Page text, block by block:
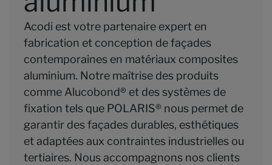
Acodi est votre partenaire expert en
fabrication et conception de façades
contemporaines en matériaux composites
aluminium. Notre maîtrise des produits
comme Alucobond® et des systèmes de
fixation tels que POLARIS® nous permet de
garantir des façades durables, esthétiques
et adaptées aux contraintes industrielles ou
tertiaires. Nous accompagnons nos clients